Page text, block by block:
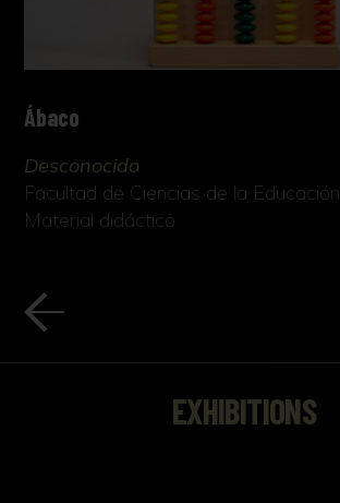
Ábaco
Desconocido
Facultad de Ciencias de la Educación
Material didáctico
EXHIBITIONS